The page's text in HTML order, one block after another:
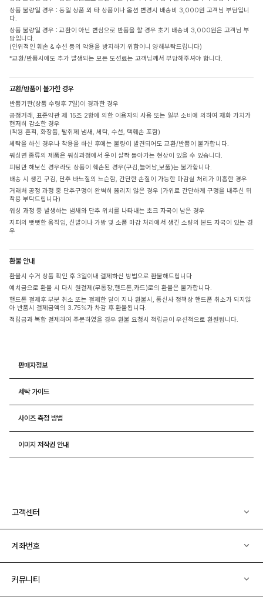
상품 불량일 경우 : 동일 상품 외 타 상품이나 옵션 변경시 배송비 3,000원 고객님 부담입니
다.
상품 불량일 경우 : 교환이 아닌 변심으로 반품을 할 경우 초기 배송비 3,000원은 고객님 부
담입니다.
(인위적인 훼손 & 수선 등의 악용을 방지하기 위함이니 양해부탁드립니다)
*교환/반품시에도 추가 발생되는 모든 도선료는 고객님께서 부담해주셔야 합니다.
교환/반품이 불가한 경우
반품기한(상품 수령후 7일)이 경과한 경우
공정거래, 표준약관 제 15조 2항에 의한 이용자의 사용 또는 일부 소비에 의하여 재화 가치가
현저히 감소한 경우
(착용 흔적, 화장품, 탈취제 냄새, 세탁, 수선, 택훼손 포함)
세탁을 하신 경우나 착용을 하신 후에는 불량이 발견되어도 교환/반품이 불가합니다.
워싱면 종류의 제품은 워싱과정에서 옷이 살짝 돌아가는 현상이 있을 수 있습니다.
피팅만 해보신 경우라도 상품이 훼손된 경우(구김,늘어남,보풀)는 불가합니다.
배송 시 생긴 구김, 단추 바느질의 느슨함, 간단한 손질이 가능한 마감실 처리가 미흡한 경우
거래처 공정 과정 중 단추구멍이 완벽히 뚫리지 않은 경우 (가위로 간단하게 구멍을 내주신 뒤
착용 부탁드립니다)
워싱 과정 중 발생하는 냄새와 단추 위치를 나타내는 초크 자국이 남은 경우
지퍼의 뻣뻣한 움직임, 신발이나 가방 및 소품 마감 처리에서 생긴 소량의 본드 자국이 있는 경
우
환불 안내
환불시 수거 상품 확인 후 3일이내 결제하신 방법으로 환불해드립니다
예치금으로 환불 시 다시 원결제(무통장,핸드폰,카드)로의 환불은 불가합니다.
핸드폰 결제후 부분 취소 또는 결제한 달이 지나 환불시, 통신사 정책상 핸드폰 취소가 되지않
아 반품시 결제금액의 3.75%가 차감 후 환불됩니다.
적립금과 복합 결제하여 주문하였을 경우 환불 요청시 적립금이 우선적으로 환원됩니다.
판매자정보
세탁 가이드
사이즈 측정 방법
이미지 저작권 안내
고객센터
계좌번호
커뮤니티